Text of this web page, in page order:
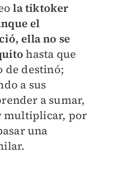
la tiktoker
el
ella no se
hasta que
de destinó;
a sus
a sumar,
multiplicar, por
una